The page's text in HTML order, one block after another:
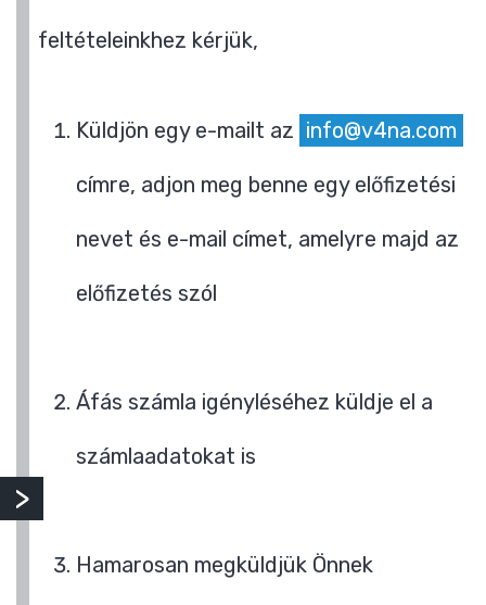
feltételeinkhez kérjük,
Küldjön egy e-mailt az info@v4na.com
címre, adjon meg benne egy előfizetési
nevet és e-mail címet, amelyre majd az
előfizetés szól
Áfás számla igényléséhez küldje el a
számlaadatokat is
Hamarosan megküldjük Önnek